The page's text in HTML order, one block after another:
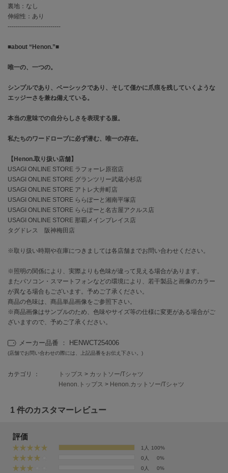
EIMY ISTOIRE
エイミー イストワール
emmi
エミ アトリエ
ETRÉ TOKYO
エトレトウキョウ
ey
アイ
FILA
フィラ
FURFUR
ファーファー
gelato pique
ジェラート ピケ
GELATO PIQUE CAT&DOG
ジェラート ピケ キャットアンドドッグ
gelato pique Sleep
ジェラート ピケ スリープ
グラミチ
Henon.
へノン
裏地：なし
伸縮性：あり
--------------------------
■about “Henon.”■
唯一の、一つの。
シンプルであり、ベーシックであり、そして僅かに爪痕を残していくような
エッジーさを兼ね備えている。
本当の意味での自分らしさを表現する服。
私たちのワードローブに必ず潜む、唯一の存在。
【Henon.取り扱い店舗】
USAGI ONLINE STORE ラフォーレ原宿店
USAGI ONLINE STORE グランツリー武蔵小杉店
USAGI ONLINE STORE アトレ大井町店
USAGI ONLINE STORE ららぽーと湘南平塚店
USAGI ONLINE STORE ららぽーと名古屋アクルス店
USAGI ONLINE STORE 那覇メインプレイス店
タグドレス 阪神梅田店
※取り扱い時期や在庫につきましては各店舗までお問い合わせください。
※照明の関係により、実際よりも色味が違って見える場合があります。
またパソコン・スマートフォンなどの環境により、若干製品と画像のカラー
が異なる場合もございます。予めご了承ください。
商品の色味は、商品単品画像をご参照下さい。
※商品画像はサンプルのため、色味やサイズ等の仕様に変更がある場合がご
ざいますので、予めご了承ください。
メーカー品番 ： HENWCT254006
(店舗でお問い合わせの際には、上記品番をお伝え下さい。)
カテゴリ ： トップス > カットソー/Tシャツ
Henon.トップス > Henon.カットソー/Tシャツ
1 件のカスタマーレビュー
評価
1人
100%
0人
0%
0人
0%